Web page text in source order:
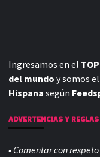
Ingresamos en el
del mundo y somos el
Hispana según
ADVERTENCIAS Y REGLAS
• Comentar con